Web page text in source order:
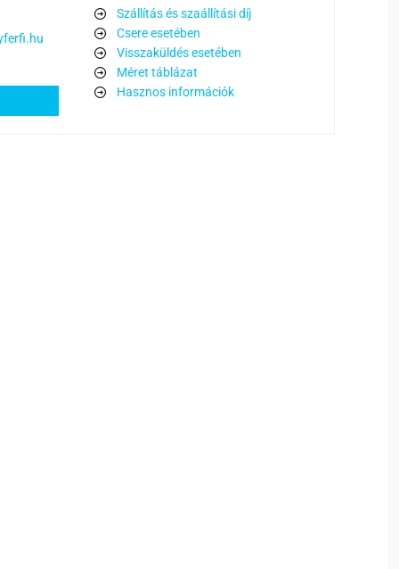
Szállítás és szaállítási díj
Csere esetében
Visszaküldés esetében
Méret táblázat
Hasznos információk